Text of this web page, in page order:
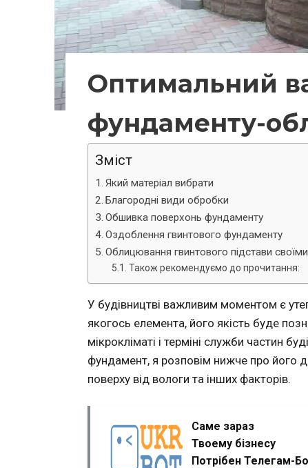
Оптимальний
фундаменту-
Зміст
Який матеріал вибрати
Благородні види обробки
Обшивка поверхонь фундаменту
Оздоблення гвинтового фундаменту
Облицювання гвинтового підстави
Також рекомендуємо до прочитання:
У будівництві важливим моментом є
якогось елемента, його якість буде
мікрокліматі і терміні служби частин
фундамент, я розповім нижче про його
поверху від вологи та інших факторів.
Саме зараз
Твоему бізнесу
Потрібен Телегам-